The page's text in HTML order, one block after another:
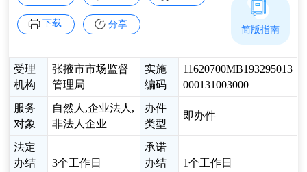
下载 分享
受理
机构
张掖市市场监督
管理局
实施
编码
11620700MB193295013
000131003000
服务
对象
自然人,企业法人,
非法人企业
办件
类型
即办件
法定
办结
3个工作日
承诺
办结
1个工作日
简版指南